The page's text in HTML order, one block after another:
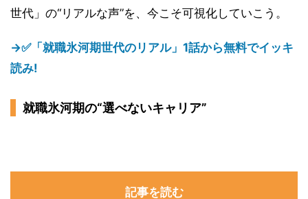
世代」の“リアルな声”を、今こそ可視化していこう。
→✅「就職氷河期世代のリアル」1話から無料でイッキ
読み!
就職氷河期の“選べないキャリア”
記事を読む